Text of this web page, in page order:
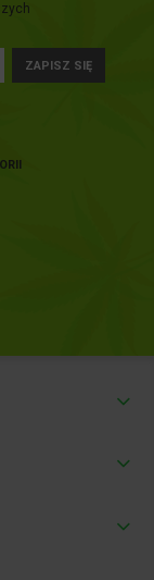
ZAPISZ SIĘ